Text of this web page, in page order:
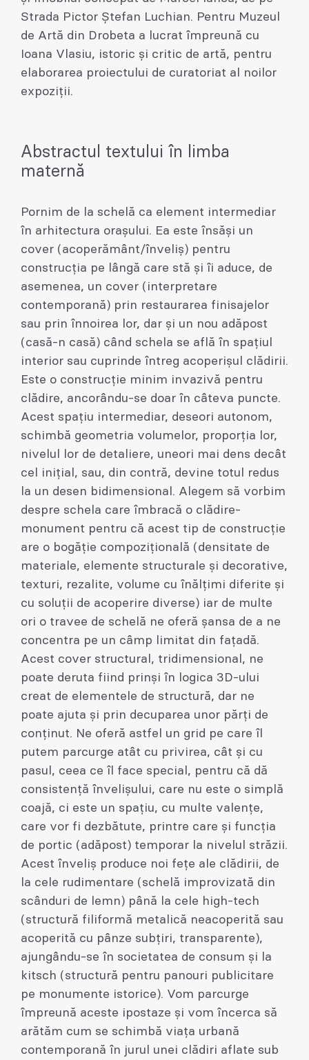
Strada Pictor Ștefan Luchian. Pentru Muzeul
de Artă din Drobeta a lucrat împreună cu
Ioana Vlasiu, istoric și critic de artă, pentru
elaborarea proiectului de curatoriat al noilor
expoziții.
Abstractul textului în limba
maternă
Pornim de la schelă ca element intermediar
în arhitectura orașului. Ea este însăși un
cover (acoperământ/înveliș) pentru
construcția pe lângă care stă și îi aduce, de
asemenea, un cover (interpretare
contemporană) prin restaurarea finisajelor
sau prin înnoirea lor, dar și un nou adăpost
(casă-n casă) când schela se află în spațiul
interior sau cuprinde întreg acoperișul clădirii.
Este o construcție minim invazivă pentru
clădire, ancorându-se doar în câteva puncte.
Acest spațiu intermediar, deseori autonom,
schimbă geometria volumelor, proporția lor,
nivelul lor de detaliere, uneori mai dens decât
cel inițial, sau, din contră, devine totul redus
la un desen bidimensional. Alegem să vorbim
despre schela care îmbracă o clădire-
monument pentru că acest tip de construcție
are o bogăție compozițională (densitate de
materiale, elemente structurale și decorative,
texturi, rezalite, volume cu înălțimi diferite și
cu soluții de acoperire diverse) iar de multe
ori o travee de schelă ne oferă șansa de a ne
concentra pe un câmp limitat din fațadă.
Acest cover structural, tridimensional, ne
poate deruta fiind prinși în logica 3D-ului
creat de elementele de structură, dar ne
poate ajuta și prin decuparea unor părți de
conținut. Ne oferă astfel un grid pe care îl
putem parcurge atât cu privirea, cât și cu
pasul, ceea ce îl face special, pentru că dă
consistență învelișului, care nu este o simplă
coajă, ci este un spațiu, cu multe valențe,
care vor fi dezbătute, printre care și funcția
de portic (adăpost) temporar la nivelul străzii.
Acest înveliș produce noi fețe ale clădirii, de
la cele rudimentare (schelă improvizată din
scânduri de lemn) până la cele high-tech
(structură filiformă metalică neacoperită sau
acoperită cu pânze subțiri, transparente),
ajungându-se în societatea de consum și la
kitsch (structură pentru panouri publicitare
pe monumente istorice). Vom parcurge
împreună aceste ipostaze și vom încerca să
arătăm cum se schimbă viața urbană
contemporană în jurul unei clădiri aflate sub